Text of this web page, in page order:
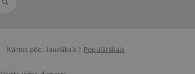
Kārtot pēc: Jaunākais Populārākais